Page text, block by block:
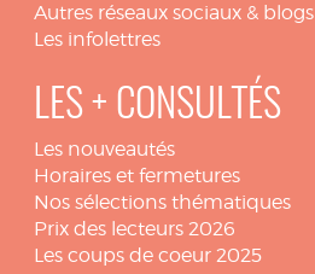
Autres réseaux sociaux & blogs
Les infolettres
LES + CONSULTÉS
Les nouveautés
Horaires et fermetures
Nos sélections thématiques
Prix des lecteurs 2026
Les coups de coeur 2025